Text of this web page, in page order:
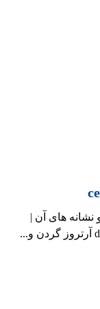
نشانه های آن |
فیزیوتراپی دراصفهان | دکتر قولنج،drgholenj آرتروز گردن و...